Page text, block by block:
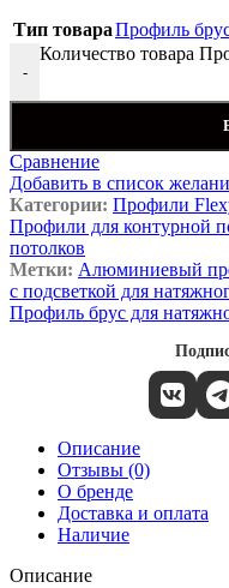
Тип товараПрофиль
-
Количество товара
Сравнение
Добавить в список
Категории: Профили
Профили для контурной
потолков
Метки: Алюминиевый
с подсветкой для
Профиль брус для
Описание
Отзывы (0)
О бренде
Доставка и оплата
Наличие
Описание